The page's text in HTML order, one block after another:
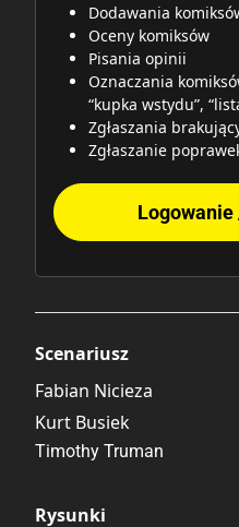
Dodawania
Oceny komiksów
Pisania opinii
Oznaczania
“kupka wstydu”,
Zgłaszania
Zgłaszanie
Scenariusz
Fabian Nicieza
Kurt Busiek
Timothy Truman
Rysunki